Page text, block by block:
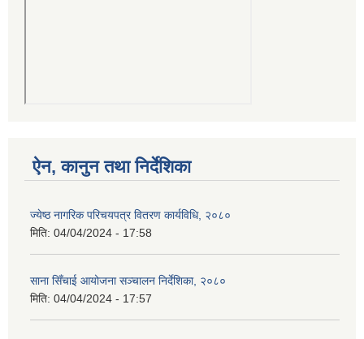
ऐन, कानुन तथा निर्देशिका
ज्येष्ठ नागरिक परिचयपत्र वितरण कार्यविधि, २०८०
मिति: 04/04/2024 - 17:58
साना सिँचाई आयोजना सञ्चालन निर्देशिका, २०८०
मिति: 04/04/2024 - 17:57